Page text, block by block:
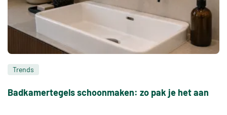
Trends
Badkamertegels schoonmaken: zo pak je het aan